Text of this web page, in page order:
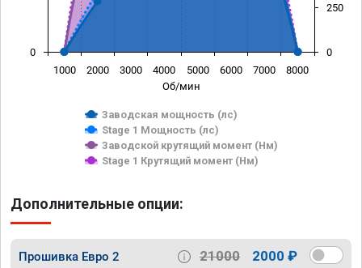
Об/мин
Заводская мощность (лс)
Stage 1 Мощность (лс)
Заводской крутящий момент (Нм)
Stage 1 Крутящий момент (Нм)
1000 2000 3000 4000 5000 6000 7000 8000
0 0
250
Дополнительные опции:
Прошивка Евро 2 21000 2000 ₽